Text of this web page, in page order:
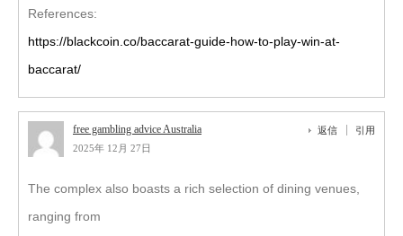
References:
https://blackcoin.co/baccarat-guide-how-to-play-win-at-
baccarat/
free gambling advice Australia
2025年 12月 27日
返信 引用
The complex also boasts a rich selection of dining venues,
ranging from